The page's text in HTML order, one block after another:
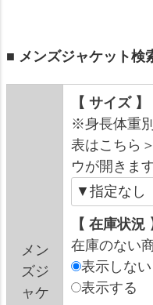
■ メンズジャケット検
メン
ズジ
ャケ
【 サイズ 】
※身長体重
表はこちら
ウが開きます
【 在庫状況
在庫のない
表示しない
表示する